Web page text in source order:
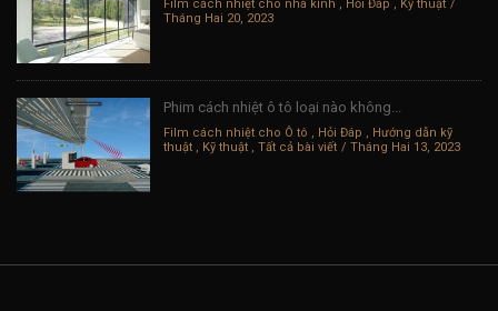
Film cách nhiệt cho nhà kính , Hỏi Đáp , Kỹ thuật
Tháng Hai 20, 2023
Phim cách nhiệt ô tô loại nào không...
Film cách nhiệt cho Ô tô , Hỏi Đáp , Hướng dẫn kỹ
thuật , Kỹ thuật , Tất cả bài viết Tháng Hai 13, 2023